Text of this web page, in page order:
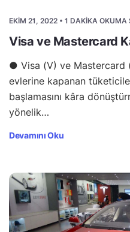
EKIM 21, 2022 • 1 DAKIKA OKUMA
Visa ve Mastercard
● Visa (V) ve Mastercard
evlerine kapanan
başlamasını kâra
yönelik…
Devamını Oku